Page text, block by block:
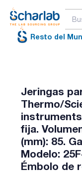
Resto del
Jeringas
Thermo/
fija.
(mm): 85.
Modelo:
Émbolo de